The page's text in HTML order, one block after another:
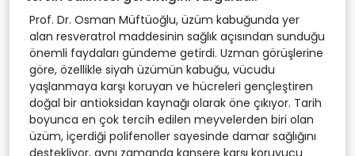
Prof. Dr. Osman Müftüoğlu, üzüm kabuğunda yer
alan resveratrol maddesinin sağlık açısından sunduğu
önemli faydaları gündeme getirdi. Uzman görüşlerine
göre, özellikle siyah üzümün kabuğu, vücudu
yaşlanmaya karşı koruyan ve hücreleri gençleştiren
doğal bir antioksidan kaynağı olarak öne çıkıyor. Tarih
boyunca en çok tercih edilen meyvelerden biri olan
üzüm, içerdiği polifenoller sayesinde damar sağlığını
destekliyor, aynı zamanda kansere karşı koruyucu